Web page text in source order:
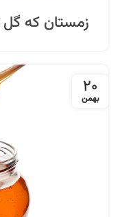
زمستان که
20
بهمن